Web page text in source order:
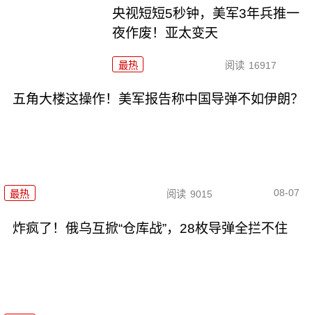
央视短短5秒钟，美军3年兵推一
夜作废！亚太变天
最热 阅读 16917
五角大楼这操作！美军报告称中国导弹不如伊朗？
最热 阅读 9015 08-07
炸疯了！俄乌互掀“仓库战”，28枚导弹全拦不住